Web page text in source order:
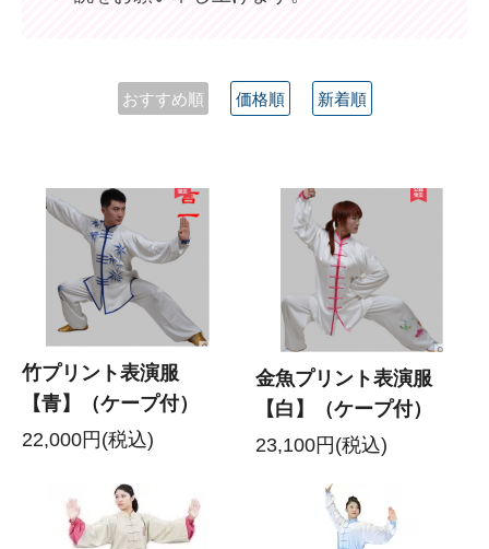
おすすめ順 価格順 新着順
竹プリント表演服
【青】（ケープ付）
22,000円(税込)
金魚プリント表演服
【白】（ケープ付）
23,100円(税込)